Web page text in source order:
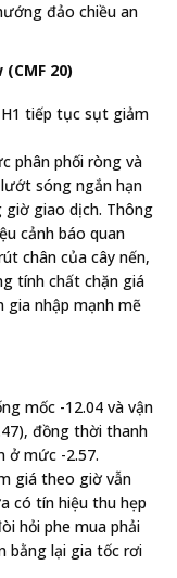
đảo chiều an
20)
tiếp tục sụt giảm
phân phối ròng và
sóng ngắn hạn
giao dịch. Thông
cảnh báo quan
chân của cây nến,
tính chất chặn giá
nhập mạnh mẽ
mốc -12.04 và vận
đồng thời thanh
ở mức -2.57.
giá theo giờ vẫn
có tín hiệu thu hẹp
hỏi phe mua phải
bằng lại gia tốc rơi